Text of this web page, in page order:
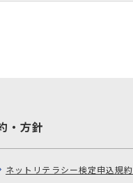
・方針
ネットリテラシー検定申込規約